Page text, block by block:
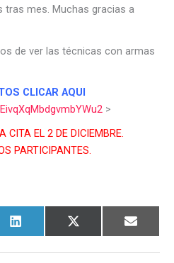
tras mes. Muchas gracias a
de ver las técnicas con armas
CLICAR AQUI
>
CITA EL 2 DE DICIEMBRE.
PARTICIPANTES.